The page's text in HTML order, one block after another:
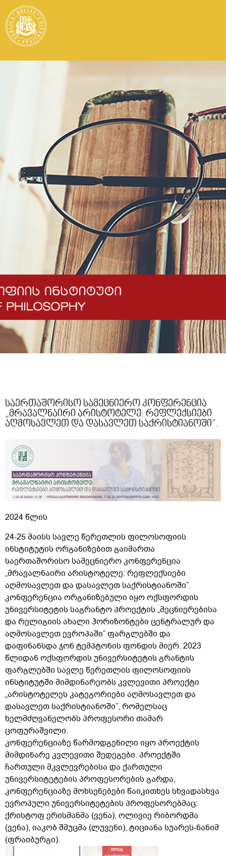
საერთაშორისო სამეცნიერო კონფერენცია
„მრავალნაირი არისტოტელე: რეფლექსიები
აღმოსავლეთ და დასავლეთ საქრისტიანოში”.
2024 წლის
24-25 მაისს სავლე წერეთლის ფილოსოფიის
ინსტიტუტის ორგანიზებით გაიმართა
საერთაშორისო სამეცნიერო კონფერენცია
„მრავალნაირი არისტოტელე: რეფლექსიები
აღმოსავლეთ და დასავლეთ საქრისტიანოში”.
კონფერენცია ორგანიზებული იყო ოქსფორდის
უნივერსიტეტის საგრანტო პროექტის „მეცნიერებისა
და რელიგიის ახალი ჰორიზონტები ცენტრალურ და
აღმოსავლეთ ევროპაში” ფარგლებში და
დაფინანსდა ჯონ ტემპტონის ფონდის მიერ. 2023
წლიდან ოქსფორდის უნივერსიტეტის გრანტის
ფარგლებში სავლე წერეთლის ფილოსოფიის
ინსტიტუტში მიმდინარეობს კვლევითი პროექტი
„არისტოტელეს კატეგორიები აღმოსავლეთ და
დასავლეთ საქრისტიანოში”, რომელსაც
ხელმძღვანელობს პროფესორი თამარ
ცოფურაშვილი.
კონფერენციაზე წარმოდგენილი იყო პროექტის
მიმდინარე კვლევითი შედეგები. პროექტში
ჩართული მკვლევრებისა და ქართული
უნივერსიტეტების პროფესორების გარდა,
კონფერენციაზე მოხსენებები წაიკითხეს სხვადასხვა
ევროპული უნივერსიტეტების პროფესორებმაც:
ქრისტოფ ერისმანმა (ვენა), ოლივიე რიბორდმა
(ვენა), იაკობ შმუცმა (ლუვენი), ტიციანა სუარეს-ნანიმ
(ფრაიბურგი).